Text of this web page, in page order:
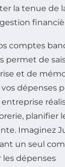
la tenue de
comptes
permet de
et de
dépenses
planifier
Imaginez
un seul
les dépenses